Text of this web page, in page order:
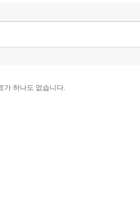
가 하나도 없습니다.